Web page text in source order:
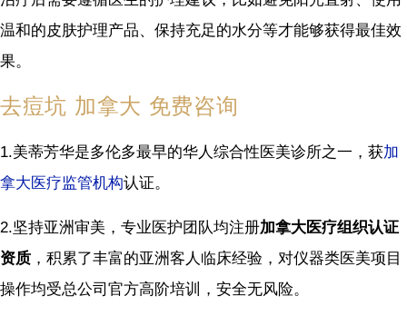
温和的皮肤护理产品、保持充足的水分等才能够获得最佳效
果。
去痘坑 加拿大 免费咨询
1.美蒂芳华是多伦多最早的华人综合性医美诊所之一，获加
拿大医疗监管机构认证。
2.坚持亚洲审美，专业医护团队均注册加拿大医疗组织认证
资质 ，积累了丰富的亚洲客人临床经验，对仪器类医美项目
操作均受总公司官方高阶培训，安全无风险。